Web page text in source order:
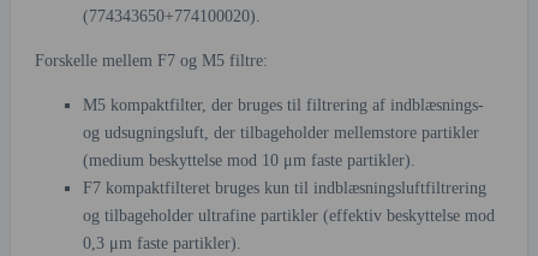
(774343650+774100020).
Forskelle mellem F7 og M5 filtre:
M5 kompaktfilter, der bruges til filtrering af indblæsnings-
og udsugningsluft, der tilbageholder mellemstore partikler
(medium beskyttelse mod 10 μm faste partikler).
F7 kompaktfilteret bruges kun til indblæsningsluftfiltrering
og tilbageholder ultrafine partikler (effektiv beskyttelse mod
0,3 μm faste partikler).